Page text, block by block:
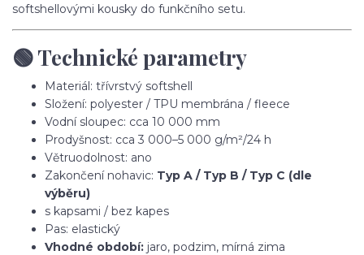
softshellovými kousky do funkčního setu.
🟢 Technické parametry
Materiál: třívrstvý softshell
Složení: polyester / TPU membrána / fleece
Vodní sloupec: cca 10 000 mm
Prodyšnost: cca 3 000–5 000 g/m²/24 h
Větruodolnost: ano
Zakončení nohavic: Typ A / Typ B / Typ C (dle
výběru)
s kapsami / bez kapes
Pas: elastický
Vhodné období: jaro, podzim, mírná zima